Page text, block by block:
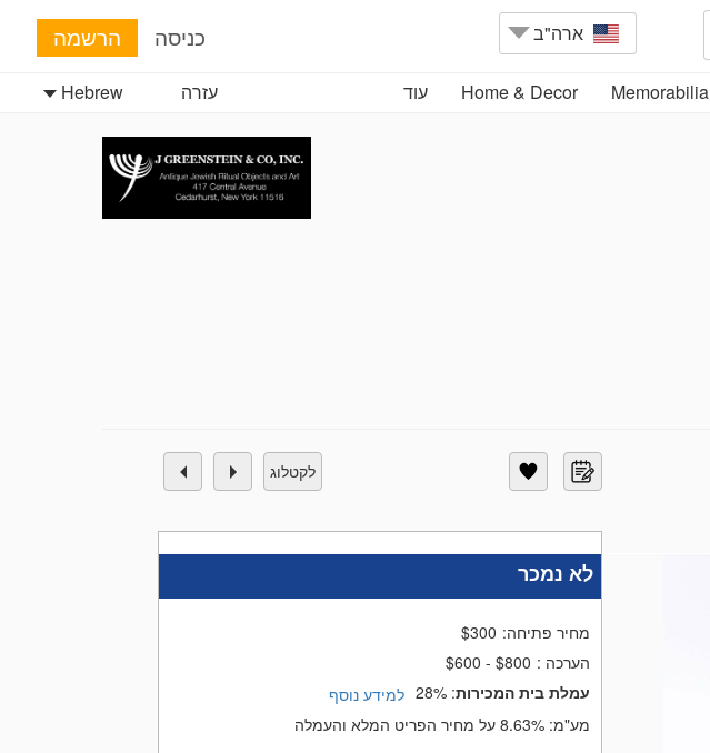
ארה"ב כניסה הרשמה
Memorabilia
Home & Decor עוד Hebrew עזרה
לקטלוג
לא נמכר
מחיר פתיחה: $300
הערכה :
$600 - $800
עמלת בית המכירות:
28%
למידע נוסף
מע"מ: 8.63% על מחיר הפריט המלא והעמלה